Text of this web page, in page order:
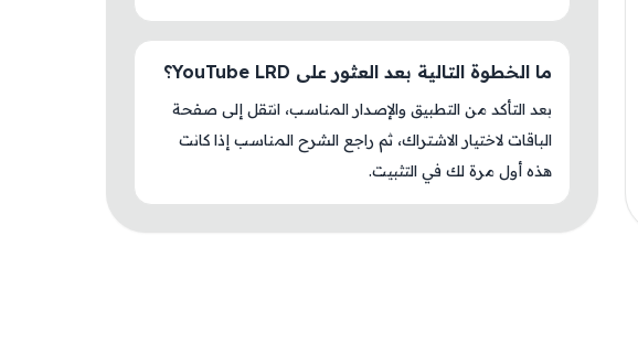
ما الخطوة التالية بعد العثور على YouTube LRD؟
بعد التأكد من التطبيق والإصدار المناسب، انتقل إلى صفحة
الباقات لاختيار الاشتراك، ثم راجع الشرح المناسب إذا كانت
هذه أول مرة لك في التثبيت.